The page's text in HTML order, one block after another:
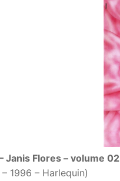
Janis Flores – volume 02
1996 – Harlequin)